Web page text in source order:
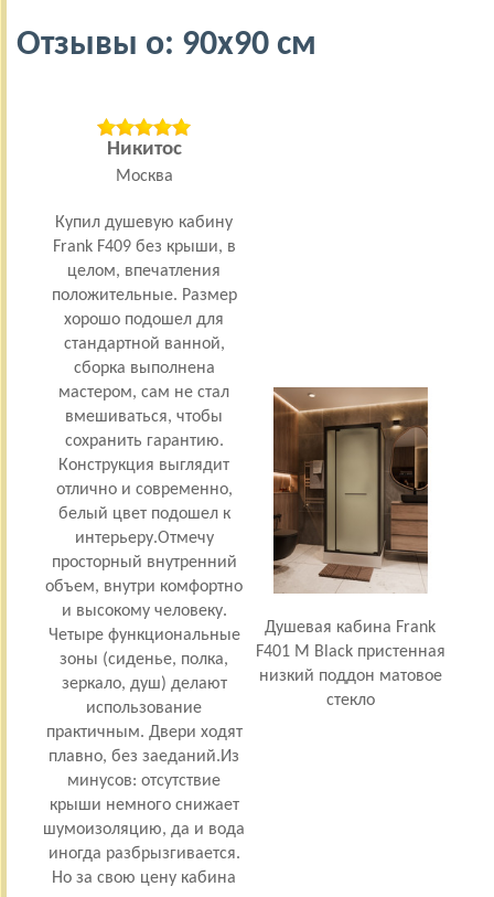
Отзывы о: 90х90 см
Никитос
Москва
Купил душевую кабину
Frank F409 без крыши, в
целом, впечатления
положительные. Размер
хорошо подошел для
стандартной ванной,
сборка выполнена
мастером, сам не стал
вмешиваться, чтобы
сохранить гарантию.
Конструкция выглядит
отлично и современно,
белый цвет подошел к
интерьеру.Отмечу
просторный внутренний
объем, внутри комфортно
и высокому человеку.
Четыре функциональные
зоны (сиденье, полка,
зеркало, душ) делают
использование
практичным. Двери ходят
плавно, без заеданий.Из
минусов: отсутствие
крыши немного снижает
шумоизоляцию, да и вода
иногда разбрызгивается.
Но за свою цену кабина
Душевая кабина Frank
F401 М Black пристенная
низкий поддон матовое
стекло